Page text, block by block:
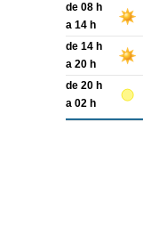
de 08 h
a 14 h
de 14 h
a 20 h
de 20 h
a 02 h